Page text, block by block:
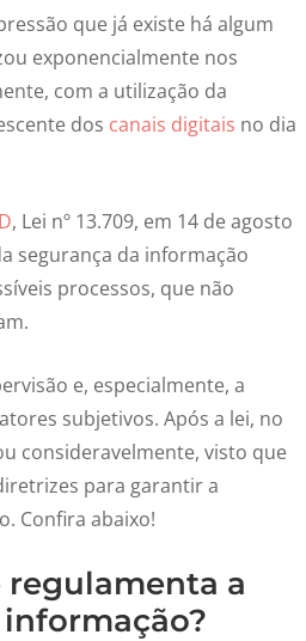
que já existe há algum
exponencialmente nos
com a utilização da
dos canais digitais no dia
, Lei nº 13.709, em 14 de agosto
segurança da informação
processos, que não
e, especialmente, a
subjetivos. Após a lei, no
consideravelmente, visto que
para garantir a
Confira abaixo!
regulamenta a